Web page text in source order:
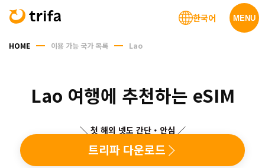
MENU
한국어
HOME 이용 가능 국가 목록 Lao
Lao 여행에 추천하는 eSIM
＼ 첫 해외 넷도 간단・안심 ／
트리파 다운로드